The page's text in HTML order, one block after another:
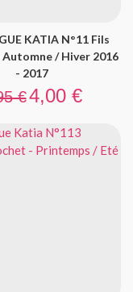
KATIA N°11 Fils
Automne / Hiver 2016
- 2017
de base
€ Prix
4,00 €